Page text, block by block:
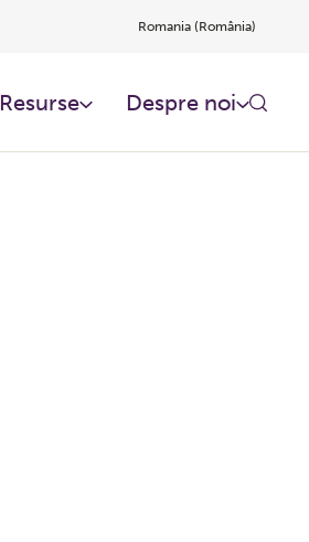
Romania (România)
Resurse Despre noi